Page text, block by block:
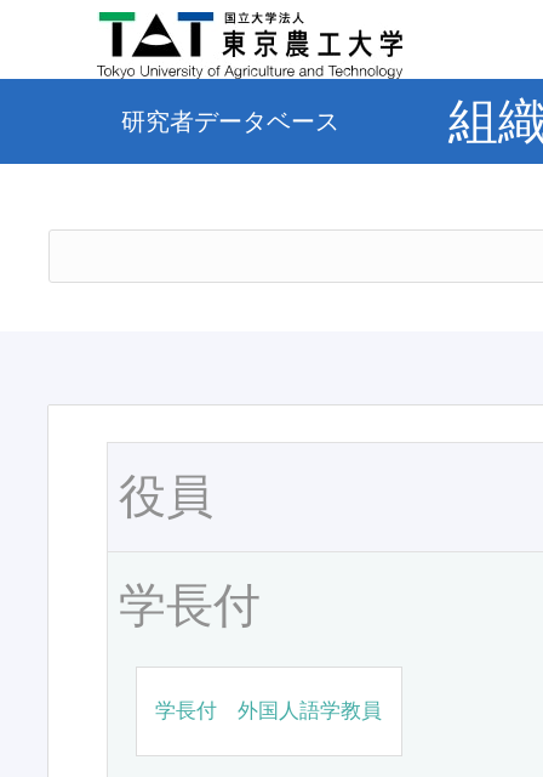
研究者データベース 組
役員
学長付
学長付 外国人語学教員